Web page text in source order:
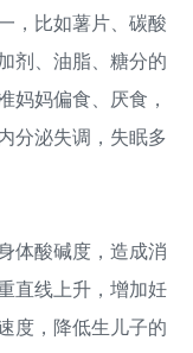
比如薯片、碳酸
剂、油脂、糖分的
妈妈偏食、厌食，
分泌失调，失眠多
酸碱度，造成消
直线上升，增加妊
度，降低生儿子的